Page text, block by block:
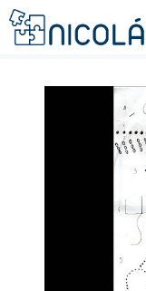
Saltar
al